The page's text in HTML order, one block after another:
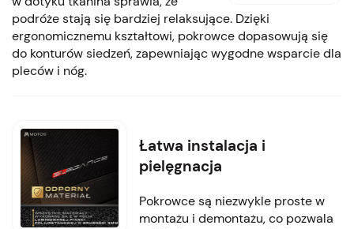
podróże stają się bardziej relaksujące. Dzięki
ergonomicznemu kształtowi, pokrowce dopasowują się
do konturów siedzeń, zapewniając wygodne wsparcie dla
pleców i nóg.
Łatwa instalacja i
pielęgnacja
Pokrowce są niezwykle proste w
montażu i demontażu, co pozwala